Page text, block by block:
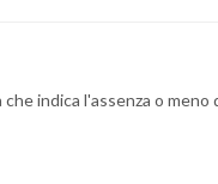
indica l'assenza o meno